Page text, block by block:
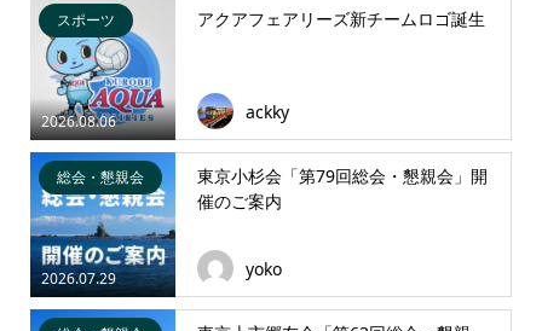
2026.08.06
スポーツ アクアフェアリーズ新チームロゴ誕生
ackky
2026.07.29
総会・懇親会
東京小杉会「第79回総会・懇親会」開
催のご案内
yoko